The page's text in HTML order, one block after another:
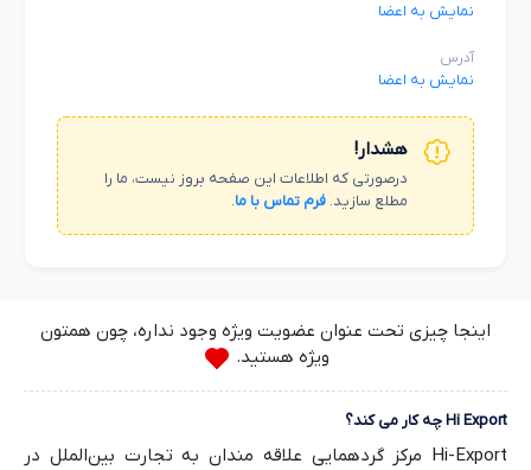
نمایش به اعضا
آدرس
نمایش به اعضا
هشدار!
درصورتی که اطلاعات این صفحه بروز نیست، ما را
مطلع سازید. فرم تماس با ما.
اینجا چیزی تحت عنوان عضویت ویژه وجود نداره، چون همتون
ویژه هستید.
Hi Export چه کار می کند؟
Hi-Export مرکز گردهمایی علاقه مندان به تجارت بین‌الملل در